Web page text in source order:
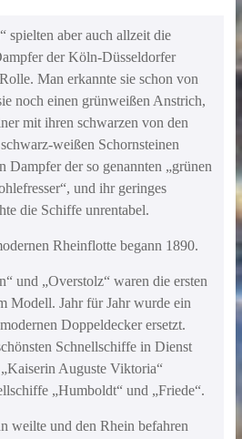
spielten aber auch allzeit die
der Köln-Düsseldorfer
Man erkannte sie schon von
noch einen grünweißen Anstrich,
mit ihren schwarzen von den
weißen Schornsteinen
Dampfer der so genannten „grünen
und ihr geringes
die Schiffe unrentabel.
Rheinflotte begann 1890.
und „Overstolz“ waren die ersten
Modell. Jahr für Jahr wurde ein
Doppeldecker ersetzt.
Schnellschiffe in Dienst
Auguste Viktoria“
„Humboldt“ und „Friede“.
weilte und den Rhein befahren